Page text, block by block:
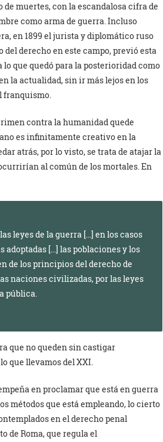
muertes, con la escandalosa cifra de
como arma de guerra. Incluso
en 1899 el jurista y diplomático ruso
del derecho en este campo, previó esta
que quedó para la posterioridad como
la actualidad, sin ir más lejos en los
franquismo.
contra la humanidad quede
es infinitamente creativo en la
atrás, por lo visto, se trata de atajar la
al común de los mortales. En
leyes de la guerra […] en los casos
[…] las poblaciones y los
de los principios del derecho de
naciones civilizadas, por las leyes
pública.
que no queden sin castigar
que llevamos del XXI.
en proclamar que está en guerra
métodos que está empleando, lo cierto
en el derecho penal
de Roma, que regula el